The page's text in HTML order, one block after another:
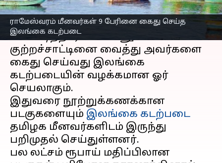
ராமேஸ்வரம் மீனவர்கள் 9 பேரினை கைது செய்த
இலங்கை கடற்படை
செய்தி முன்னோட்டம்
தமிழ்நாடுமீனவர்கள் எல்லைத்தாண்டி
மீன்பிடித்தார்கள் என்னும்
குற்றச்சாட்டினை வைத்து அவர்களை
கைது செய்வது இலங்கை
கடற்படையின் வழக்கமான ஓர்
செயலாகும்.
இதுவரை நூற்றுக்கணக்கான
படகுகளையும் இலங்கை கடற்படை
தமிழக மீனவர்களிடம் இருந்து
பறிமுதல் செய்துள்ளனர்.
பல லட்சம் ரூபாய் மதிப்பிலான